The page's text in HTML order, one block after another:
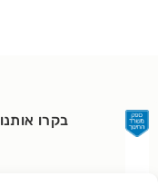
בקרו אותנו